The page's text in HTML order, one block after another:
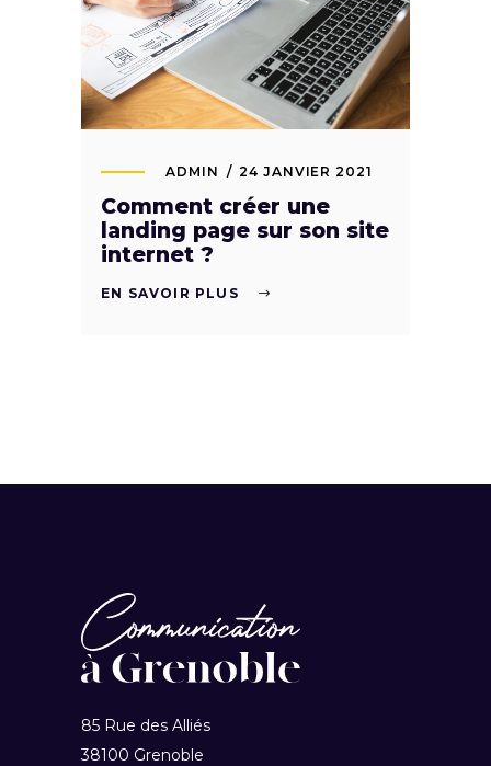
ADMIN 24 JANVIER 2021
Comment créer une
landing page sur son site
internet ?
EN SAVOIR PLUS
85 Rue des Alliés
38100 Grenoble